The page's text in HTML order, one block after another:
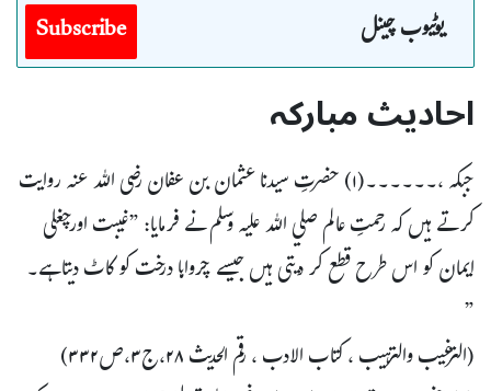
یوٹیوب چینل
Subscribe
احادیث مبارکہ
جبکہ ،۔۔۔۔۔۔(۱) حضرتِ سیدنا عثمان بن عفان رضی اللہ عنہ روایت
کرتے ہیں کہ رحمتِ عالم صلي اللہ عليہ وسلم نے فرمایا: ”غیبت اورچغلی
ایمان کو اس طرح قطع کر دیتی ہیں جیسے چرواہا درخت کو کاٹ دیتاہے۔
”
(الترغیب والترہیب ، کتاب الادب ، رقم الحدیث ۲۸،ج۳،ص۳۳۲)